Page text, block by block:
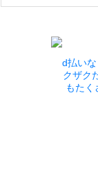
d払い
クザク
もたく